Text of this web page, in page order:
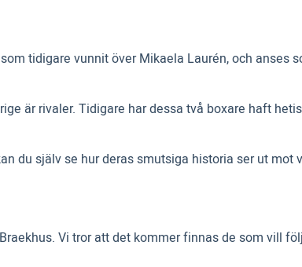
tidigare vunnit över Mikaela Laurén, och anses
är rivaler. Tidigare har dessa två boxare haft
du själv se hur deras smutsiga historia ser ut mot
Vi tror att det kommer finnas de som vill